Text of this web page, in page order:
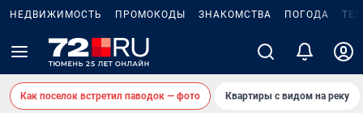
НЕДВИЖИМОСТЬ ПРОМОКОДЫ ЗНАКОМСТВА ПОГОДА
Как поселок встретил паводок — фото Квартиры с видом на реку